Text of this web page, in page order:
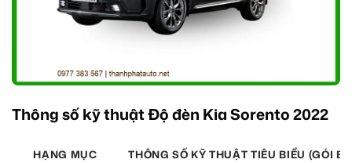
Thông số kỹ thuật Độ đèn Kia Sorento 2022
HẠNG MỤC
THÔNG SỐ KỸ THUẬT TIÊU BIỂU (GÓI